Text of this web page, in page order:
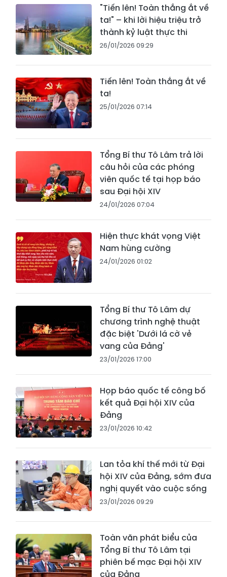
"Tiến lên! Toàn thắng ắt về
ta!" – khi lời hiệu triệu trở
thành kỷ luật thực thi
26/01/2026 09:29
Tiến lên! Toàn thắng ắt về
ta!
25/01/2026 07:14
Tổng Bí thư Tô Lâm trả lời
câu hỏi của các phóng
viên quốc tế tại họp báo
sau Đại hội XIV
24/01/2026 07:04
Hiện thực khát vọng Việt
Nam hùng cường
24/01/2026 01:02
Tổng Bí thư Tô Lâm dự
chương trình nghệ thuật
đặc biệt 'Dưới lá cờ vẻ
vang của Đảng'
23/01/2026 17:00
Họp báo quốc tế công bố
kết quả Đại hội XIV của
Đảng
23/01/2026 10:42
Lan tỏa khí thế mới từ Đại
hội XIV của Đảng, sớm đưa
nghị quyết vào cuộc sống
23/01/2026 09:29
Toàn văn phát biểu của
Tổng Bí thư Tô Lâm tại
phiên bế mạc Đại hội XIV
của Đảng